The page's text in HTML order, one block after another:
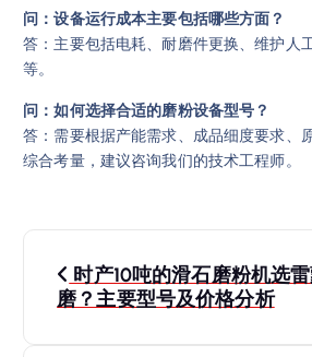
问：设备运行成本主要包括哪些方面？
答：主要包括电耗、耐磨件更换、维护人
等。
问：如何选择合适的磨粉设备型号？
答：需要根据产能需求、成品细度要求、
综合考量，建议咨询我们的技术工程师。
文
章
时产10吨的滑石磨粉机选
磨？主要型号及价格分析